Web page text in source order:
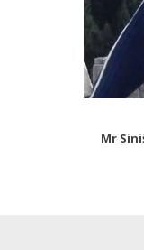
Mr